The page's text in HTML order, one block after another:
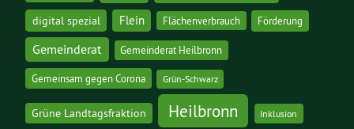
digital spezial Flein Flächenverbrauch Förderung
Gemeinderat Gemeinderat Heilbronn
Gemeinsam gegen Corona Grün-Schwarz
Grüne Landtagsfraktion Heilbronn Inklusion